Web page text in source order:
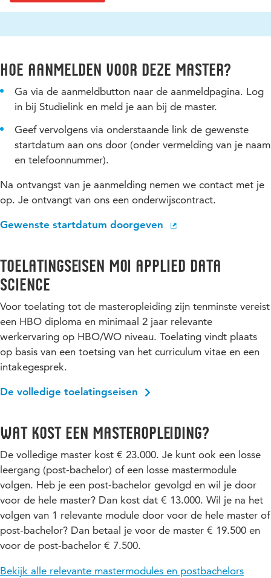
Hoe aanmelden voor deze master?
Ga via de aanmeldbutton naar de aanmeldpagina. Log
in bij Studielink en meld je aan bij de master.
Geef vervolgens via onderstaande link de gewenste
startdatum aan ons door (onder vermelding van je naam
en telefoonnummer).
Na ontvangst van je aanmelding nemen we contact met je
op. Je ontvangt van ons een onderwijscontract.
Gewenste startdatum doorgeven
Toelatingseisen MoI Applied Data
Science
Voor toelating tot de masteropleiding zijn tenminste vereist
een HBO diploma en minimaal 2 jaar relevante
werkervaring op HBO/WO niveau. Toelating vindt plaats
op basis van een toetsing van het curriculum vitae en een
intakegesprek.
De volledige toelatingseisen
Wat kost een masteropleiding?
De volledige master kost € 23.000. Je kunt ook een losse
leergang (post-bachelor) of een losse mastermodule
volgen. Heb je een post-bachelor gevolgd en wil je door
voor de hele master? Dan kost dat € 13.000. Wil je na het
volgen van 1 relevante module door voor de hele master of
post-bachelor? Dan betaal je voor de master € 19.500 en
voor de post-bachelor € 7.500.
Bekijk alle relevante mastermodules en postbachelors